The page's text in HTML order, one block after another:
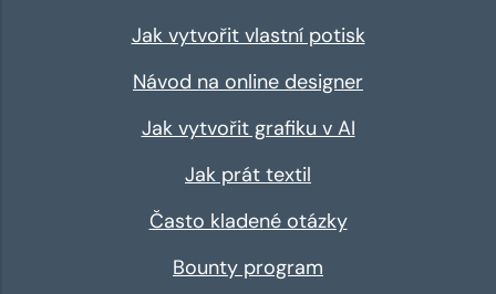
Jak vytvořit vlastní potisk
Návod na online designer
Jak vytvořit grafiku v AI
Jak prát textil
Často kladené otázky
Bounty program